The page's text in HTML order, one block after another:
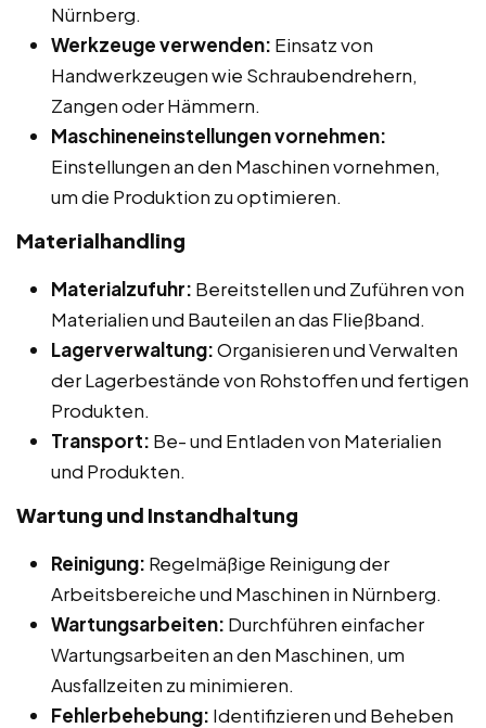
Nürnberg.
Werkzeuge verwenden: Einsatz von
Handwerkzeugen wie Schraubendrehern,
Zangen oder Hämmern.
Maschineneinstellungen vornehmen:
Einstellungen an den Maschinen vornehmen,
um die Produktion zu optimieren.
Materialhandling
Materialzufuhr: Bereitstellen und Zuführen von
Materialien und Bauteilen an das Fließband.
Lagerverwaltung:Organisieren und Verwalten
der Lagerbestände von Rohstoffen und fertigen
Produkten.
Transport: Be- und Entladen von Materialien
und Produkten.
Wartung und Instandhaltung
Reinigung: Regelmäßige Reinigung der
Arbeitsbereiche und Maschinen in Nürnberg.
Wartungsarbeiten: Durchführen einfacher
Wartungsarbeiten an den Maschinen, um
Ausfallzeiten zu minimieren.
Fehlerbehebung: Identifizieren und Beheben